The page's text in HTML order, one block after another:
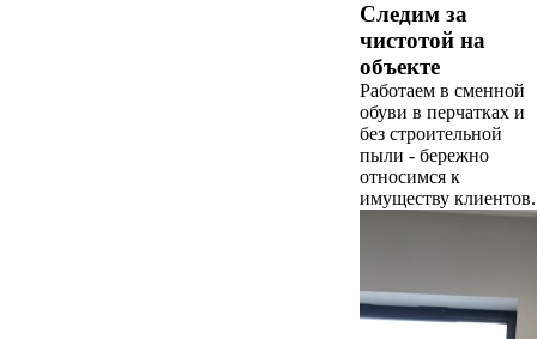
Следим за
чистотой на
объекте
Работаем в сменной
обуви в перчатках и
без строительной
пыли - бережно
относимся к
имуществу клиентов.